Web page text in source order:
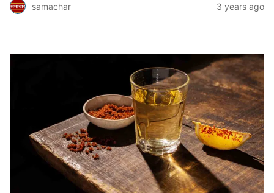
samachar 3 years ago